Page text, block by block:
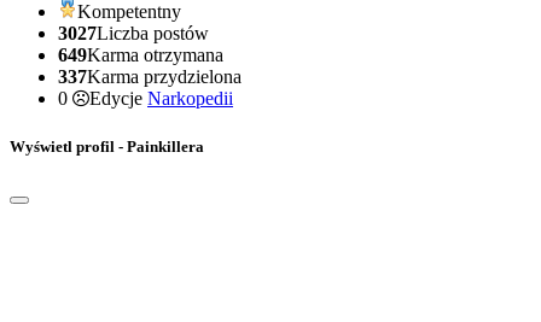
Kompetentny
3027Liczba postów
649Karma otrzymana
337Karma przydzielona
0
Edycje Narkopedii
Wyświetl profil - Painkillera